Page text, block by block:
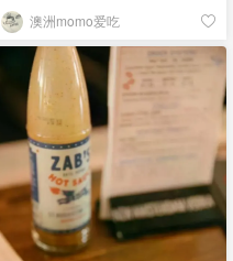
澳洲momo爱吃